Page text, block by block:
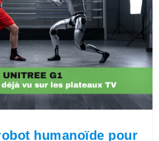
humanoïde pour